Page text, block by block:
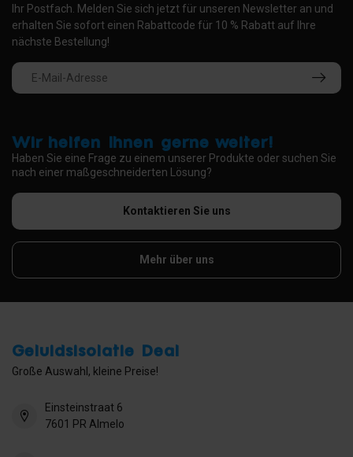
Wir helfen Ihnen gerne weiter!
Haben Sie eine Frage zu einem unserer Produkte oder suchen Sie
nach einer maßgeschneiderten Lösung?
Kontaktieren Sie uns
Mehr über uns
Ihr Postfach. Melden Sie sich jetzt für unseren Newsletter an und
erhalten Sie sofort einen Rabattcode für 10 % Rabatt auf Ihre
nächste Bestellung!
Geluidsisolatie Deal
Große Auswahl, kleine Preise!
Einsteinstraat 6
7601 PR Almelo